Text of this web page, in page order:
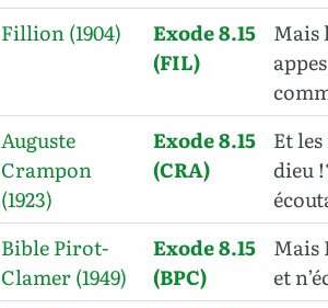
Fillion (1904)
Exode 8.15
(FIL)
Mais
Auguste
Crampon
(1923)
Exode 8.15
(CRA)
Et
dieu
Bible Pirot-
Clamer (1949)
Exode 8.15
(BPC)
Mais
et